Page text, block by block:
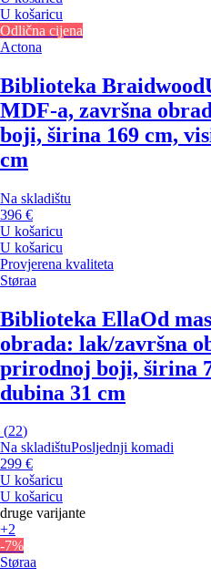
U košaricu
Odlična cijena
Actona
Biblioteka Braidwood
MDF-a, završna
boji, širina 169 cm,
cm
Na skladištu
396 €
U košaricu
U košaricu
Provjerena kvaliteta
Støraa
Biblioteka EllaOd
obrada: lak/završna
prirodnoj boji, širina
dubina 31 cm
(22)
Na skladištuPosljednji komadi
299 €
U košaricu
U košaricu
druge varijante
+2
-7%
Støraa